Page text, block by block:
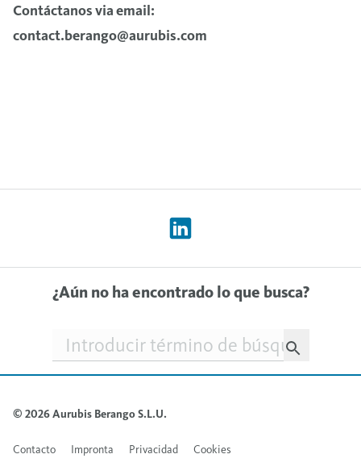
Contáctanos via email:
contact.berango@aurubis.com
¿Aún no ha encontrado lo que busca?
Searchfield
© 2026 Aurubis Berango S.L.U.
Contacto Impronta Privacidad Cookies